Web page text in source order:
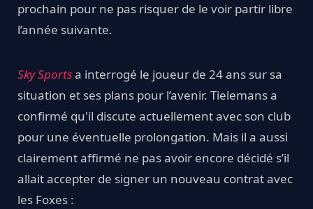
prochain pour ne pas risquer de le voir partir libre
l’année suivante.
Sky Sportsa interrogé le joueur de 24 ans sur sa
situation et ses plans pour l’avenir. Tielemans a
confirmé qu'il discute actuellement avec son club
pour une éventuelle prolongation. Mais il a aussi
clairement affirmé ne pas avoir encore décidé s’il
allait accepter de signer un nouveau contrat avec
les Foxes :